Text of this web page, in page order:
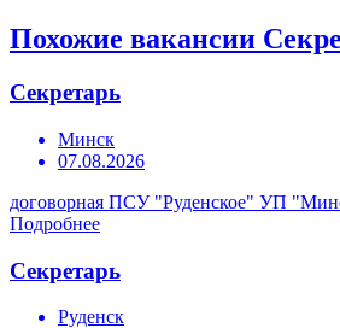
Похожие вакансии
Секретарь
Минск
07.08.2026
договорная ПСУ "Руденское" УП
Подробнее
Секретарь
Руденск